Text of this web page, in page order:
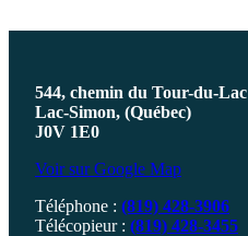
544, chemin du Tour-du-Lac
Lac-Simon, (Québec)
J0V 1E0
Voir sur Google Map
Téléphone : (819) 428-3906
Télécopieur : (819) 428-3455